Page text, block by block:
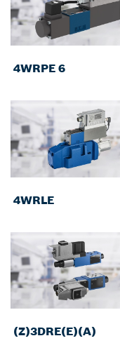
4WRPE 6
4WRLE
(Z)3DRE(E)(A)